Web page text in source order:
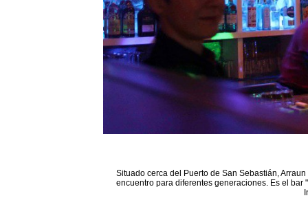
Situado cerca del Puerto de San Sebastián,
encuentro para diferentes generaciones. Es el